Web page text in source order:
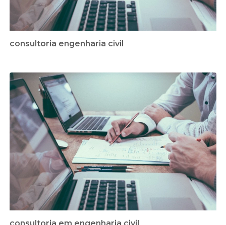
consultoria engenharia civil